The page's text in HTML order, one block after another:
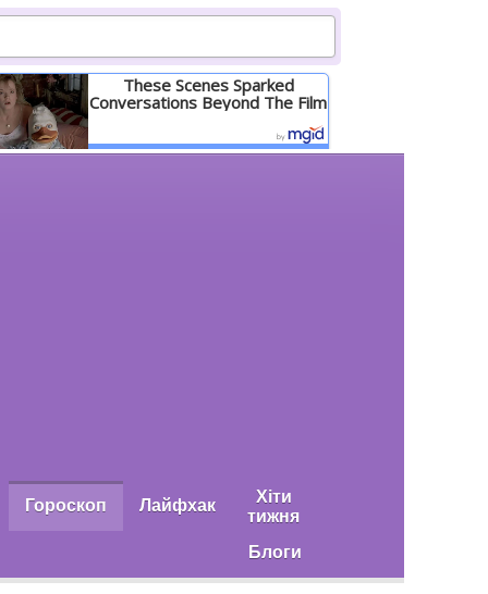
These Scenes Sparked
Conversations Beyond The Film
Детальніше
Гороскоп Лайфхак Хіти
тижня
Блоги